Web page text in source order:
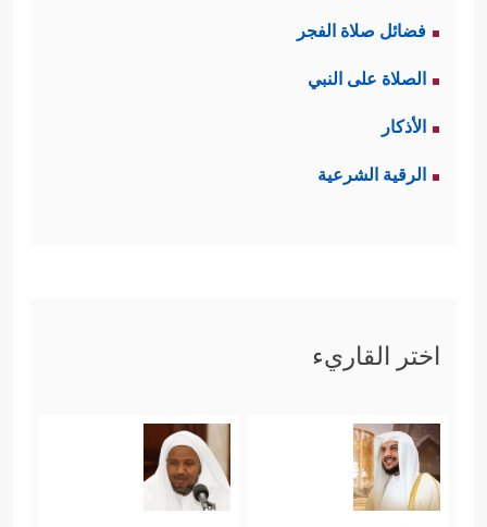
فضائل صلاة الفجر
الصلاة على النبي
الأذكار
الرقية الشرعية
اختر القاريء